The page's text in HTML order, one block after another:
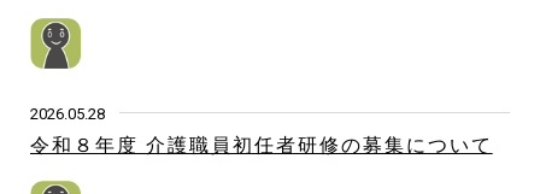
2026.05.28
令和８年度 介護職員初任者研修の募集について